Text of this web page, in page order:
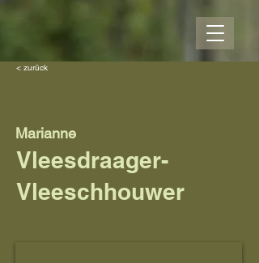
< zurück
Vleesdraager-
Vleeschhouwer
Marianne